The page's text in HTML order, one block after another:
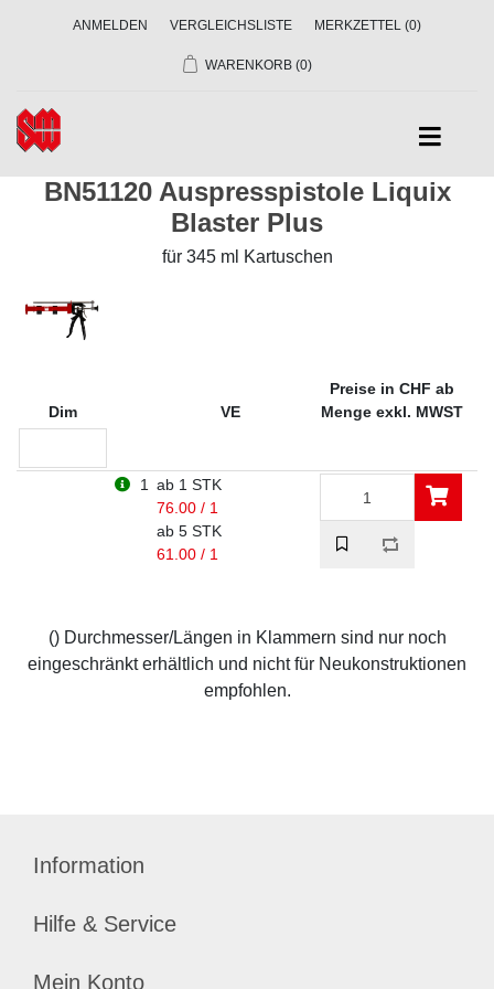
ANMELDEN VERGLEICHSLISTE MERKZETTEL (0)
WARENKORB (0)
BN51120 Auspresspistole Liquix
Blaster Plus
für 345 ml Kartuschen
Dim VE
Preise in CHF ab
Menge exkl. MWST
1
ab 1 STK
76.00 / 1
ab 5 STK
61.00 / 1
() Durchmesser/Längen in Klammern sind nur noch
eingeschränkt erhältlich und nicht für Neukonstruktionen
empfohlen.
Information
Hilfe & Service
Mein Konto